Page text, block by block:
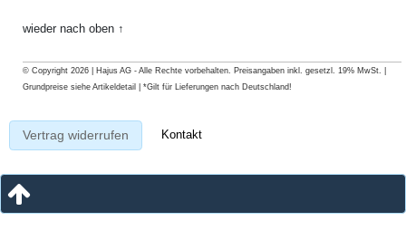
wieder nach oben ↑
© Copyright 2026 | Hajus AG - Alle Rechte vorbehalten. Preisangaben inkl. gesetzl. 19% MwSt. |
Grundpreise siehe Artikeldetail | *Gilt für Lieferungen nach Deutschland!
Vertrag widerrufen Kontakt